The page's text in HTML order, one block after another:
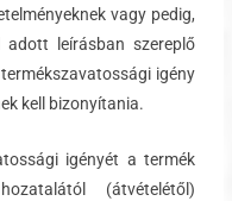
vagy pedig,
leírásban szereplő
igény
kell bizonyítania.
igényét a termék
(átvételétől)